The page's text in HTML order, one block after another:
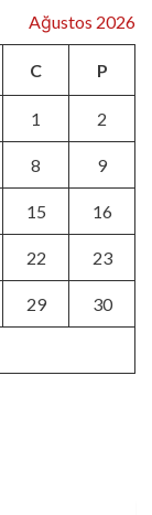
Ağustos 2026
C P
1 2
8 9
15 16
22 23
29 30